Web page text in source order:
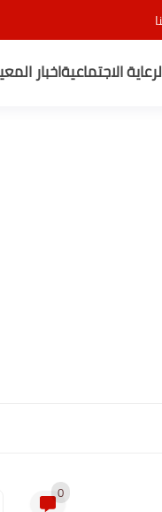
الاجتماعيةاخبار
0